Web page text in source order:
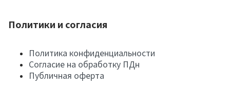
Политики и согласия
Политика конфиденциальности
Согласие на обработку ПДн
Публичная оферта